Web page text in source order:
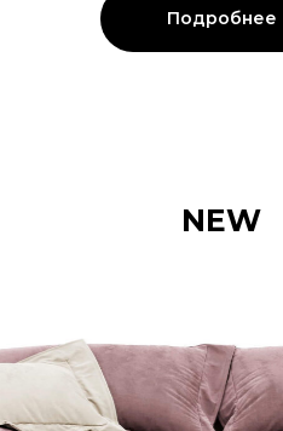
Подробнее
NEW